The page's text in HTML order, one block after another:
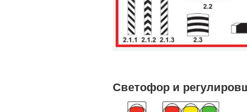
Светофор и